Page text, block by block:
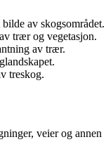
av skogsområdet.
trær og vegetasjon.
av trær.
treskog.
veier og annen